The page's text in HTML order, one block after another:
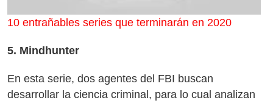
10 entrañables series que terminarán en 2020
5. Mindhunter
En esta serie, dos agentes del FBI buscan
desarrollar la ciencia criminal, para lo cual analizan